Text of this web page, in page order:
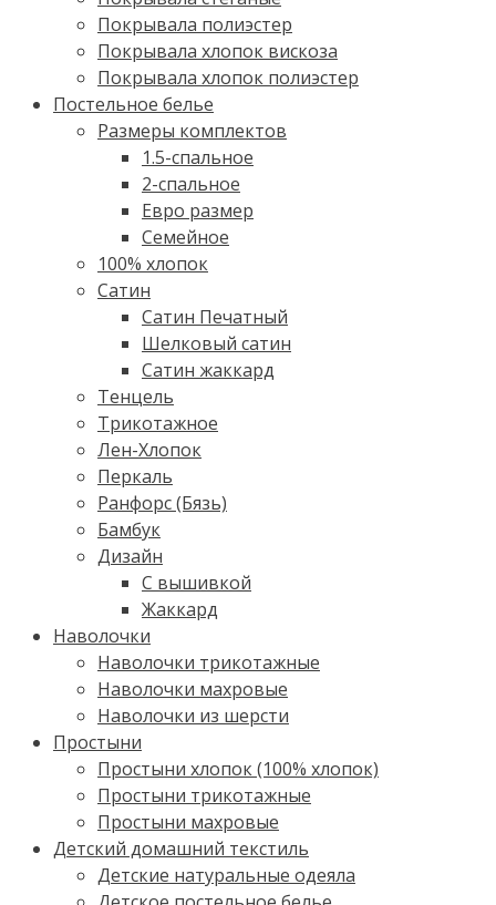
Покрывала полиэстер
Покрывала хлопок вискоза
Покрывала хлопок полиэстер
Постельное белье
Размеры комплектов
1.5-спальное
2-спальное
Евро размер
Семейное
100% хлопок
Cатин
Сатин Печатный
Шелковый сатин
Сатин жаккард
Тенцель
Трикотажное
Лен-Хлопок
Перкаль
Ранфорс (Бязь)
Бамбук
Дизайн
С вышивкой
Жаккард
Наволочки
Наволочки трикотажные
Наволочки махровые
Наволочки из шерсти
Простыни
Простыни хлопок (100% хлопок)
Простыни трикотажные
Простыни махровые
Детский домашний текстиль
Детские натуральные одеяла